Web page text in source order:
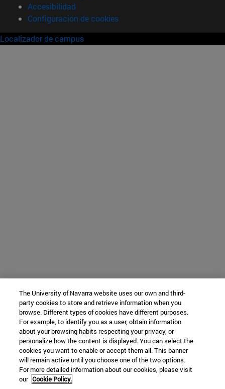
Accesibilidad
Configuración de cookies
Localizador de campus
The University of Navarra website uses our own and third-
party cookies to store and retrieve information when you
browse. Different types of cookies have different purposes.
For example, to identify you as a user, obtain information
about your browsing habits respecting your privacy, or
personalize how the content is displayed. You can select the
cookies you want to enable or accept them all. This banner
will remain active until you choose one of the two options.
For more detailed information about our cookies, please visit
our Cookie Policy.